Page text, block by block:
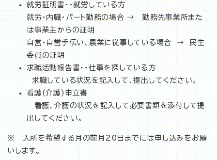
就労証明書・・就労している方
就労・内職・パート勤務の場合 → 勤務先事業所また
は事業主からの証明
自営・自営手伝い、農業に従事している場合 → 民生
委員の証明
求職活動報告書・・仕事を探している方
求職している状況を記入して、提出してください。
看護(介護)申立書
看護、介護の状況を記入して必要書類を添付して提
出してください。
※ 入所を希望する月の前月20日までには申し込みをお願
いします。